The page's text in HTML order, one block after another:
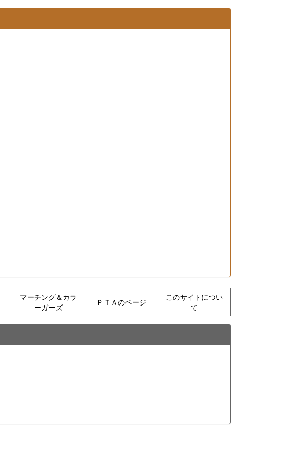
マーチング＆カラ
ーガーズ
ＰＴＡのページ
このサイトについ
て